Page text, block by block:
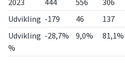
2023
444 556 306
Udvikling -179 46 137
Udvikling
%
-28,7% 9,0% 81,1%